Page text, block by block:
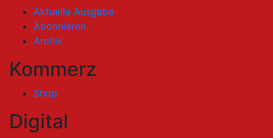
Aktuelle Ausgabe
Abonnieren
Archiv
Kommerz
Shop
Digital